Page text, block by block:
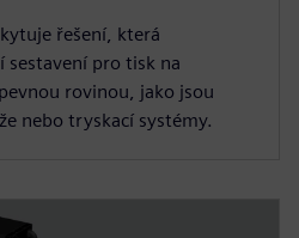
řešení, která
sestavení pro tisk na
rovinou, jako jsou
nebo tryskací systémy.